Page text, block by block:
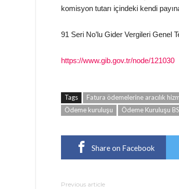
komisyon tutarı içindeki kendi
91 Seri No’lu Gider Vergileri Genel
https://www.gib.gov.tr/node/121030
Tags Fatura ödemelerine aracılık
Ödeme kuruluşu
Ödeme Kuruluşu
Share on Facebook
Previous article